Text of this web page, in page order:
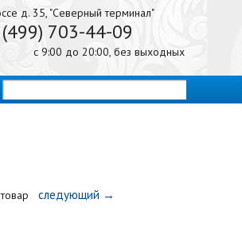
703-44-09
д. 35, "Северный терминал"
с 9:00 до 20:00, без выходных
товар следующий →